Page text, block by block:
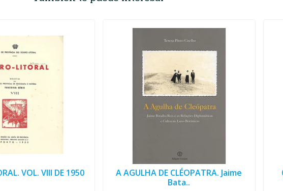
VOL. VIII DE 1950
A AGULHA DE CLÉOPATRA. Jaime
Bata..